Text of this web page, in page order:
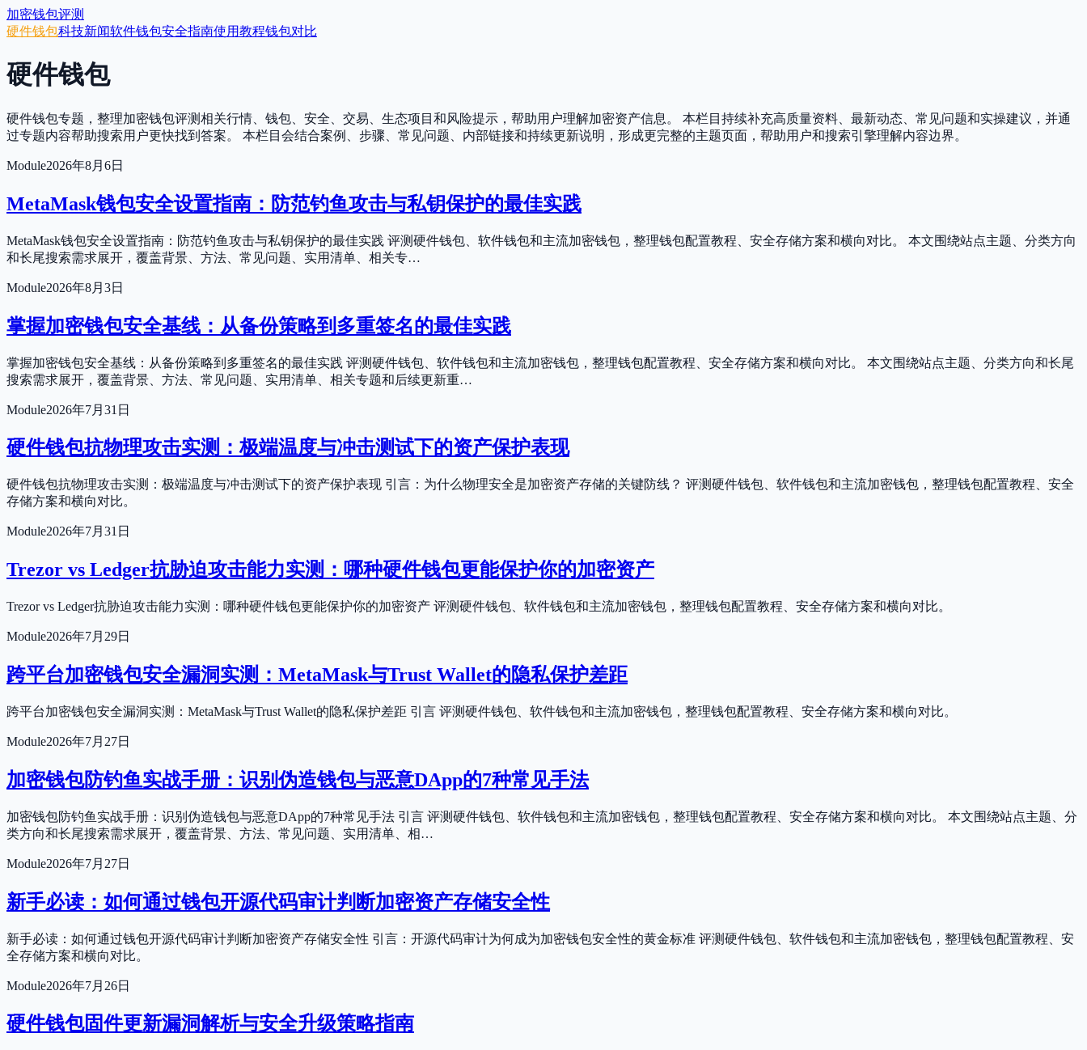
加密钱包评测
硬件钱包科技新闻软件钱包安全指南使用教程钱包对比
硬件钱包
硬件钱包专题，整理加密钱包评测相关行情、钱包、安全、交易、生态项目和风险提示，帮助用户理解加密资产信息。 本栏目持续补充高质量资料、最新动态、常见问题和实操建议，并通
过专题内容帮助搜索用户更快找到答案。 本栏目会结合案例、步骤、常见问题、内部链接和持续更新说明，形成更完整的主题页面，帮助用户和搜索引擎理解内容边界。
Module2026年8月6日
MetaMask钱包安全设置指南：防范钓鱼攻击与私钥保护的最佳实践
MetaMask钱包安全设置指南：防范钓鱼攻击与私钥保护的最佳实践 评测硬件钱包、软件钱包和主流加密钱包，整理钱包配置教程、安全存储方案和横向对比。 本文围绕站点主题、分类方向
和长尾搜索需求展开，覆盖背景、方法、常见问题、实用清单、相关专…
Module2026年8月3日
掌握加密钱包安全基线：从备份策略到多重签名的最佳实践
掌握加密钱包安全基线：从备份策略到多重签名的最佳实践 评测硬件钱包、软件钱包和主流加密钱包，整理钱包配置教程、安全存储方案和横向对比。 本文围绕站点主题、分类方向和长尾
搜索需求展开，覆盖背景、方法、常见问题、实用清单、相关专题和后续更新重…
Module2026年7月31日
硬件钱包抗物理攻击实测：极端温度与冲击测试下的资产保护表现
硬件钱包抗物理攻击实测：极端温度与冲击测试下的资产保护表现 引言：为什么物理安全是加密资产存储的关键防线？ 评测硬件钱包、软件钱包和主流加密钱包，整理钱包配置教程、安全
存储方案和横向对比。
Module2026年7月31日
Trezor vs Ledger抗胁迫攻击能力实测：哪种硬件钱包更能保护你的加密资产
Trezor vs Ledger抗胁迫攻击能力实测：哪种硬件钱包更能保护你的加密资产 评测硬件钱包、软件钱包和主流加密钱包，整理钱包配置教程、安全存储方案和横向对比。
Module2026年7月29日
跨平台加密钱包安全漏洞实测：MetaMask与Trust Wallet的隐私保护差距
跨平台加密钱包安全漏洞实测：MetaMask与Trust Wallet的隐私保护差距 引言 评测硬件钱包、软件钱包和主流加密钱包，整理钱包配置教程、安全存储方案和横向对比。
Module2026年7月27日
加密钱包防钓鱼实战手册：识别伪造钱包与恶意DApp的7种常见手法
加密钱包防钓鱼实战手册：识别伪造钱包与恶意DApp的7种常见手法 引言 评测硬件钱包、软件钱包和主流加密钱包，整理钱包配置教程、安全存储方案和横向对比。 本文围绕站点主题、分
类方向和长尾搜索需求展开，覆盖背景、方法、常见问题、实用清单、相…
Module2026年7月27日
新手必读：如何通过钱包开源代码审计判断加密资产存储安全性
新手必读：如何通过钱包开源代码审计判断加密资产存储安全性 引言：开源代码审计为何成为加密钱包安全性的黄金标准 评测硬件钱包、软件钱包和主流加密钱包，整理钱包配置教程、安
全存储方案和横向对比。
Module2026年7月26日
硬件钱包固件更新漏洞解析与安全升级策略指南